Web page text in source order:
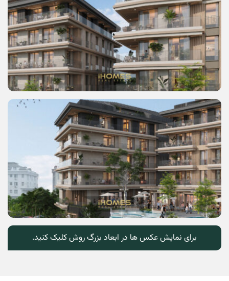
برای نمایش عکس ها در ابعاد بزرگ روش کلیک کنید.